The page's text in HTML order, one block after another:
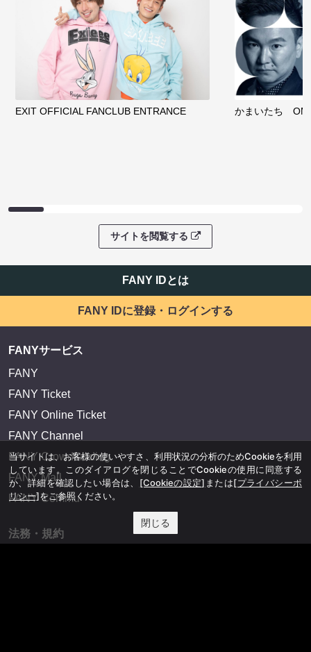
EXIT OFFICIAL FANCLUB ENTRANCE かまいたち
サイトを閲覧する
FANY IDとは
FANY IDに登録・ログインする
FANYサービス
FANY
FANY Ticket
FANY Online Ticket
FANY Channel
FANY Crowdfunding
FANY Mall
FANY Commu
法務・規約
当サイトは、お客様の使いやすさ、利用状況の分析のためCookieを利用
しています。このダイアログを閉じることでCookieの使用に同意する
か、詳細を確認したい場合は、 [Cookieの設定] または[プライバシーポ
リシー]をご参照ください。
閉じる